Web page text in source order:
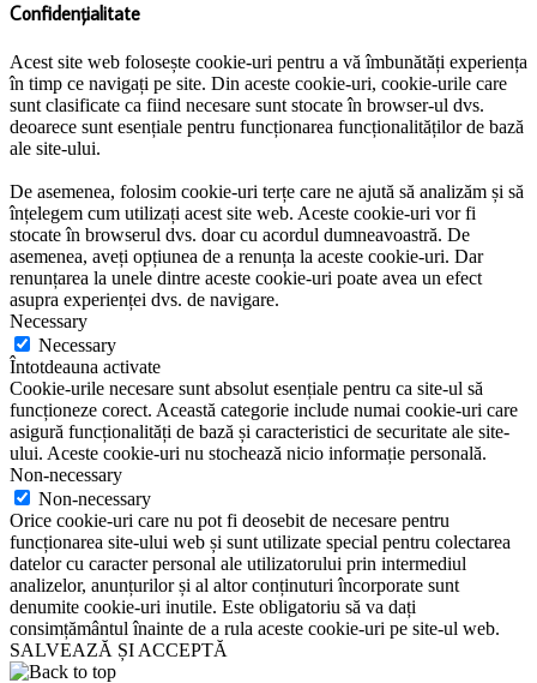
Confidențialitate
Acest site web folosește cookie-uri pentru a vă îmbunătăți experiența
în timp ce navigați pe site. Din aceste cookie-uri, cookie-urile care
sunt clasificate ca fiind necesare sunt stocate în browser-ul dvs.
deoarece sunt esențiale pentru funcționarea funcționalităților de bază
ale site-ului.
De asemenea, folosim cookie-uri terțe care ne ajută să analizăm și să
înțelegem cum utilizați acest site web. Aceste cookie-uri vor fi
stocate în browserul dvs. doar cu acordul dumneavoastră. De
asemenea, aveți opțiunea de a renunța la aceste cookie-uri. Dar
renunțarea la unele dintre aceste cookie-uri poate avea un efect
asupra experienței dvs. de navigare.
Necessary
Necessary
Întotdeauna activate
Cookie-urile necesare sunt absolut esențiale pentru ca site-ul să
funcționeze corect. Această categorie include numai cookie-uri care
asigură funcționalități de bază și caracteristici de securitate ale site-
ului. Aceste cookie-uri nu stochează nicio informație personală.
Non-necessary
Non-necessary
Orice cookie-uri care nu pot fi deosebit de necesare pentru
funcționarea site-ului web și sunt utilizate special pentru colectarea
datelor cu caracter personal ale utilizatorului prin intermediul
analizelor, anunțurilor și al altor conținuturi încorporate sunt
denumite cookie-uri inutile. Este obligatoriu să va dați
consimțământul înainte de a rula aceste cookie-uri pe site-ul web.
SALVEAZĂ ȘI ACCEPTĂ